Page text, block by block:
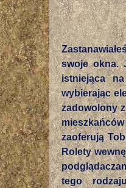
swoje okna.
istniejąca
wybierając
zadowolony
zaoferują
Rolety
tego